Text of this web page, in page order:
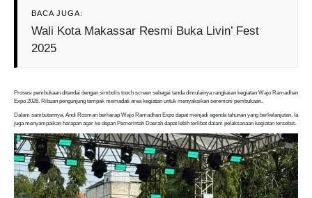
BACA JUGA:
Wali Kota Makassar Resmi Buka Livin’ Fest
2025
Prosesi pembukaan ditandai dengan simbolis touch screen sebagai tanda dimulainya rangkaian kegiatan Wajo Ramadhan
Expo 2026. Ribuan pengunjung tampak memadati area kegiatan untuk menyaksikan seremoni pembukaan.
Dalam sambutannya, Andi Rosman berharap Wajo Ramadhan Expo dapat menjadi agenda tahunan yang berkelanjutan. Ia
juga menyampaikan harapan agar ke depan Pemerintah Daerah dapat lebih terlibat dalam pelaksanaan kegiatan tersebut.